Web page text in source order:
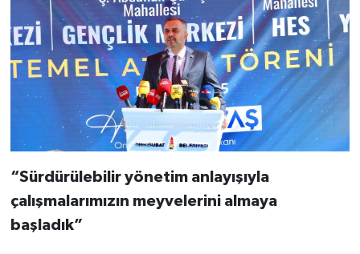
“Sürdürülebilir yönetim anlayışıyla
çalışmalarımızın meyvelerini almaya
başladık”